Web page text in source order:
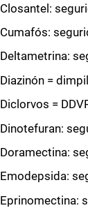
Closantel:
Cumafós:
Deltametrina:
Diazinón =
Diclorvos =
Dinotefuran:
Doramectina:
Emodepsida:
Eprinomectina: